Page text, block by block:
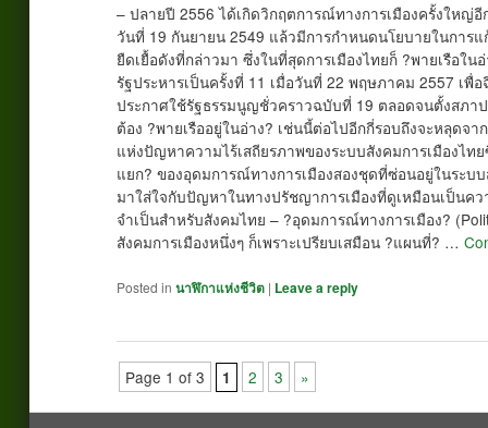
– ปลายปี 2556 ได้เกิดวิกฤตการณ์ทางการเมืองครั้งใหญ่อี
วันที่ 19 กันยายน 2549 แล้วมีการกำหนดนโยบายในกา
ยืดเยื้อดังที่กล่าวมา ซึ่งในที่สุดการเมืองไทยก็ ?พายเรือใ
รัฐประหารเป็นครั้งที่ 11 เมื่อวันที่ 22 พฤษภาคม 2557 เ
ประกาศใช้รัฐธรรมนูญชั่วคราวฉบับที่ 19 ตลอดจนตั้งสภา
ต้อง ?พายเรืออยู่ในอ่าง? เช่นนี้ต่อไปอีกกี่รอบถึงจะหลุดจ
แห่งปัญหาความไร้เสถียรภาพของระบบสังคมการเมืองไ
แยก? ของอุดมการณ์ทางการเมืองสองชุดที่ซ่อนอยู่ในระ
มาใส่ใจกับปัญหาในทางปรัชญาการเมืองที่ดูเหมือนเป็นค
จำเป็นสำหรับสังคมไทย – ?อุดมการณ์ทางการเมือง?
สังคมการเมืองหนึ่งๆ ก็เพราะเปรียบเสมือน ?แผนที่? …
Posted in นาฬิกาแห่งชีวิต | Leave a reply
Page 1 of 3 1 2 3 »